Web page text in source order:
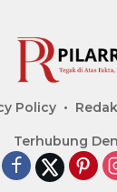
Policy
Terhubung